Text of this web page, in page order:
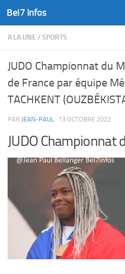
Skip to content
Bel7 Infos
A LA UNE /SPORTS
JUDO Championnat du
de France par équipe
TACHKENT
PAR JEAN-PAUL · 13 OCTOBRE 2022
JUDO